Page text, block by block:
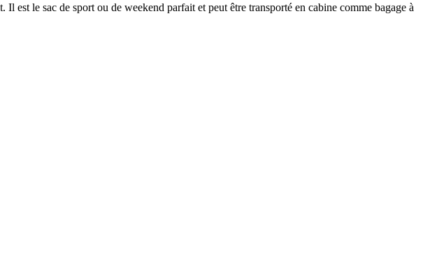
est le sac de sport ou de weekend parfait et peut être transporté en cabine comme bagage à